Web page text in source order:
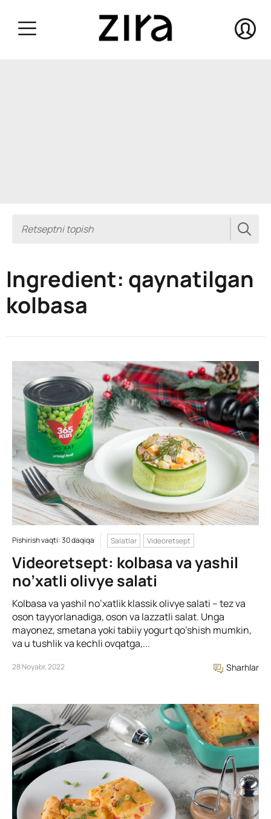
Ingredient: qaynatilgan
kolbasa
Pishirish vaqti: 30 daqiqa Salatlar Videoretsept
Videoretsept: kolbasa va yashil
no’xatli olivye salati
Kolbasa va yashil no’xatlik klassik olivye salati – tez va
oson tayyorlanadiga, oson va lazzatli salat. Unga
mayonez, smetana yoki tabiiy yogurt qo’shish mumkin,
va u tushlik va kechli ovqatga,...
28 Noyabr, 2022 Sharhlar